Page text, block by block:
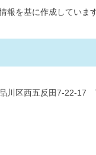
報を基に作成しています
区西五反田7-22-17